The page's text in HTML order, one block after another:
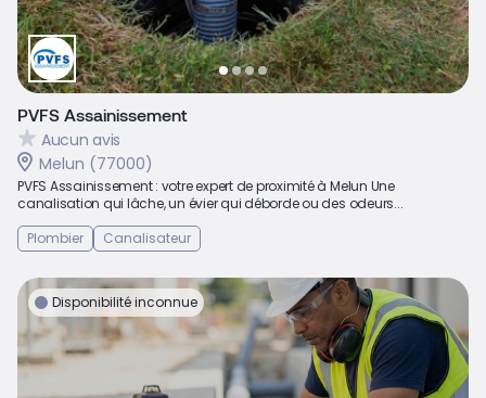
PVFS Assainissement
Aucun avis
Melun (77000)
PVFS Assainissement : votre expert de proximité à Melun Une
canalisation qui lâche, un évier qui déborde ou des odeurs...
Plombier
Canalisateur
Disponibilité inconnue